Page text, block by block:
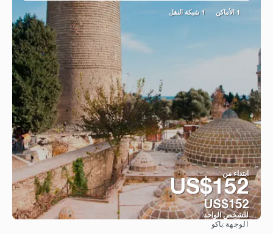
1 الأماكن 1 شبكة النقل
ابتداء من
US$152
US$152
للشخص الواحد
الوجهة:باكو